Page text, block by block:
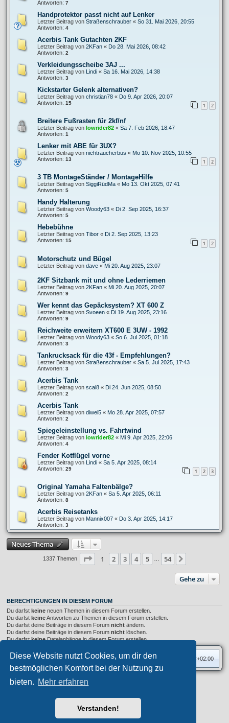
Diese Website nutzt Cookies, um dir den
bestmöglichen Komfort bei der Nutzung zu
bieten. Mehr erfahren
Verstanden!
Antworten: 7
Handprotektor passt nicht auf Lenker
Letzter Beitrag von Straßenschrauber « So 31. Mai 2026, 20:55
Antworten: 4
Acerbis Tank Gutachten 2KF
Letzter Beitrag von 2KFan « Do 28. Mai 2026, 08:42
Antworten: 2
Verkleidungsscheibe 3AJ ...
Letzter Beitrag von Lindi « Sa 16. Mai 2026, 14:38
Antworten: 3
Kickstarter Gelenk alternativen?
Letzter Beitrag von christian78 « Do 9. Apr 2026, 20:07
Antworten: 15 1 2
Breitere Fußrasten für 2kf/nf
Letzter Beitrag von lowrider82 « Sa 7. Feb 2026, 18:47
Antworten: 1
Lenker mit ABE für 3UX?
Letzter Beitrag von nichtraucherbus « Mo 10. Nov 2025, 10:55
Antworten: 13 1 2
3 TB MontageStänder / MontageHilfe
Letzter Beitrag von SiggiRüdMa « Mo 13. Okt 2025, 07:41
Antworten: 5
Handy Halterung
Letzter Beitrag von Woody63 « Di 2. Sep 2025, 16:37
Antworten: 5
Hebebühne
Letzter Beitrag von Tibor « Di 2. Sep 2025, 13:23
Antworten: 15 1 2
Motorschutz und Bügel
Letzter Beitrag von dave « Mi 20. Aug 2025, 23:07
2KF Sitzbank mit und ohne Lederriemen
Letzter Beitrag von 2KFan « Mi 20. Aug 2025, 20:07
Antworten: 9
Wer kennt das Gepäcksystem? XT 600 Z
Letzter Beitrag von Svoeen « Di 19. Aug 2025, 23:16
Antworten: 9
Reichweite erweitern XT600 E 3UW - 1992
Letzter Beitrag von Woody63 « So 6. Jul 2025, 01:18
Antworten: 3
Tankrucksack für die 43f - Empfehlungen?
Letzter Beitrag von Straßenschrauber « Sa 5. Jul 2025, 17:43
Antworten: 3
Acerbis Tank
Letzter Beitrag von scal8 « Di 24. Jun 2025, 08:50
Antworten: 2
Acerbis Tank
Letzter Beitrag von diwei5 « Mo 28. Apr 2025, 07:57
Antworten: 2
Spiegeleinstellung vs. Fahrtwind
Letzter Beitrag von lowrider82 « Mi 9. Apr 2025, 22:06
Antworten: 4
Fender Kotflügel vorne
Letzter Beitrag von Lindi « Sa 5. Apr 2025, 08:14
Antworten: 29 1 2 3
Original Yamaha Faltenbälge?
Letzter Beitrag von 2KFan « Sa 5. Apr 2025, 06:11
Antworten: 8
Acerbis Reisetanks
Letzter Beitrag von Mannix007 « Do 3. Apr 2025, 14:17
Antworten: 3
Neues Thema
1337 Themen Seite 1von 54
1 2 3 4 5 54
Gehe zu
BERECHTIGUNGEN IN DIESEM FORUM
Du darfst keine neuen Themen in diesem Forum erstellen.
Du darfst keineAntworten zu Themen in diesem Forum erstellen.
Du darfst deine Beiträge in diesem Forum nicht ändern.
Du darfst deine Beiträge in diesem Forum nicht löschen.
Du darfstkeineDateianhänge in diesem Forum erstellen.
Foren-Übersicht Alle Zeiten sind UTC+02:00
Privates Forum ©